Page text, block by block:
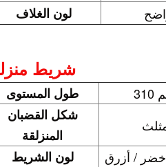
لون الغلاف
شريط
طول المستوى
شكل القضبان
المنزلقة
لون الشريط
/ أزرق